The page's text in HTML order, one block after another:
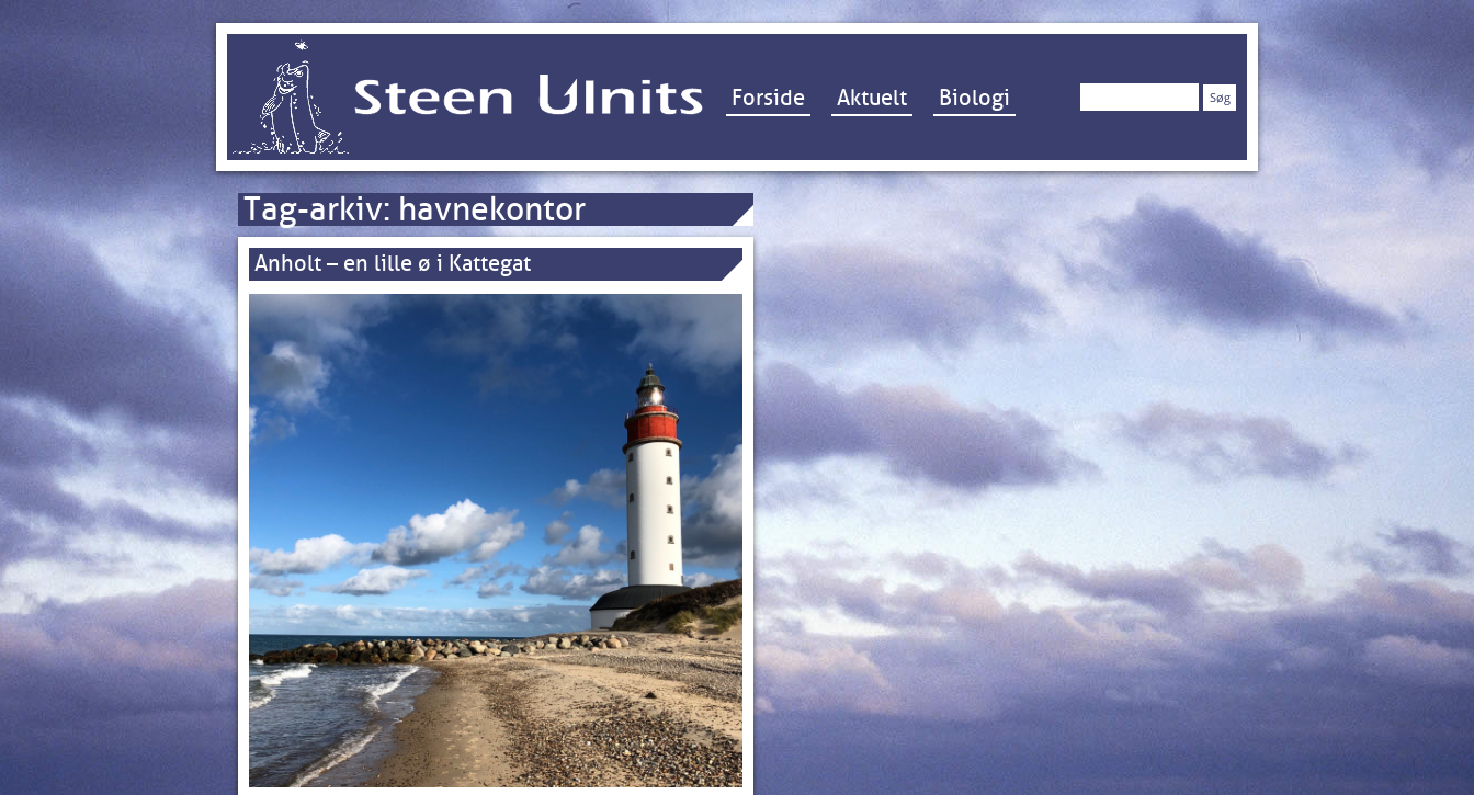
Hop til indhold
Forside Aktuelt Biologi Søg
Tag-arkiv: havnekontor
Anholt – en lille ø i Kattegat